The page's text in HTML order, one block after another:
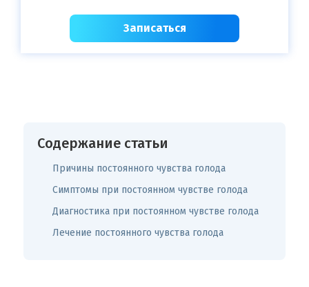
Записаться
Содержание статьи
Причины постоянного чувства голода
Симптомы при постоянном чувстве голода
Диагностика при постоянном чувстве голода
Лечение постоянного чувства голода